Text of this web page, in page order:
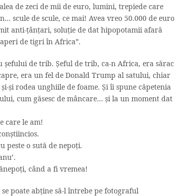
de zeci de mii de euro, lumini, trepiede care
scule de scule, ce mai! Avea vreo 50.000 de euro
anti-țânțari, soluție de dat hipopotamii afară
de tigri în Africa”.
de trib. Șeful de trib, ca-n Africa, era sărac
era un fel de Donald Trump al satului, chiar
și rodea unghiile de foame. Și îi spune căpetenia
cum găsesc de mâncare… și la un moment dat
care le am!
peste o sută de nepoți.
când a fi vremea!
poate abține să-l întrebe pe fotograful